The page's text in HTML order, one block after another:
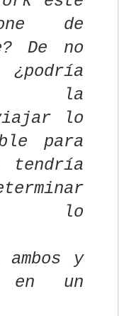
de
De no
la
lo
para
tendría
lo
y
en un